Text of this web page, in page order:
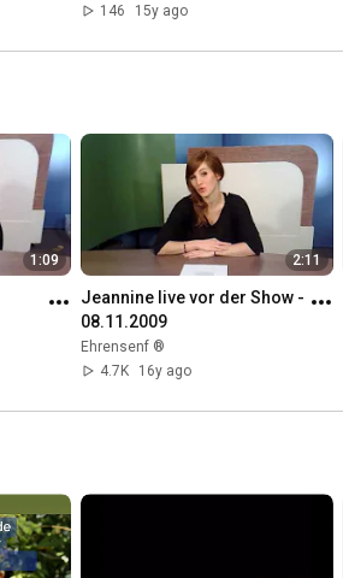
146
15y ago
1:09 2:11
Jeannine live vor der Show -
08.11.2009
Ehrensenf ®
4.7K
16y ago